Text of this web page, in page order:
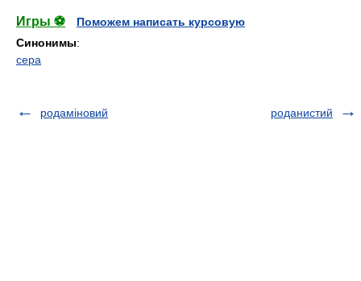
Игры ⚽
Поможем написать курсовую
Синонимы:
сера
родаміновий роданистий